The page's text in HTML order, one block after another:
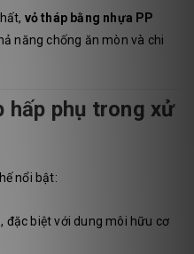
vỏ tháp bằng nhựa PP
năng chống ăn mòn và chi
hấp phụ trong xử
nổi bật:
đặc biệt với dung môi hữu cơ